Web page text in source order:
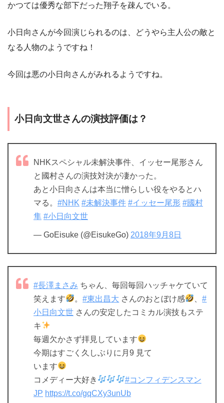
かつては優秀な部下だった翔子を疎んでいる。
小日向さんが今回演じられるのは、どうやら主人公の敵と
なる人物のようですね！
今回は悪の小日向さんがみれるようですね。
小日向文世さんの演技評価は？
NHKスペシャル未解決事件、イッセー尾形さん
と國村さんの演技対決が凄かった。
あと小日向さんは本当に憎らしい役をやるとハ
マる。 #NHK #未解決事件 #イッセー尾形 #國村
隼 #小日向文世
— GoEisuke (@EisukeGo) 2018年9月8日
#長澤まさみ ちゃん、毎回毎回ハッチャケていて
笑えます
。#東出昌大 さんのおとぼけ感 、#
小日向文世 さんの安定したコミカル演技もステ
キ
毎週欠かさず拝見しています
今期はすごく久しぶりに月9 見て
います
コメディー大好き
#コンフィデンスマン
JP https://t.co/gqCXy3unUb